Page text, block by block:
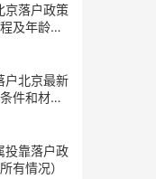
京落户政策
及年龄限
户北京最新
件和材料
投靠落户政
有情况）